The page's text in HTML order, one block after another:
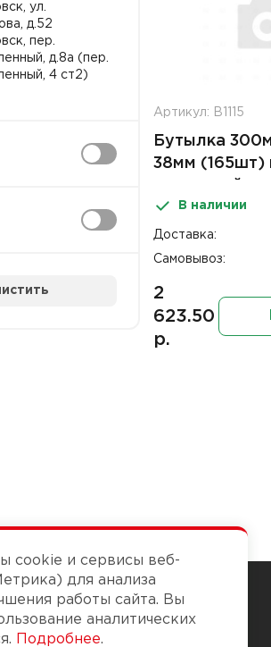
ул.
д.52
пер.
д.8а (пер.
4 ст2)
Артикул: В1115
Бутылка
38мм (165шт)
(ПЭТ)В наличии
Доставка:
Самовывоз:
2
623.50
р.
легко работалось
cookie и сервисы веб-
для анализа
работы сайта. Вы
аналитических
Подробнее.